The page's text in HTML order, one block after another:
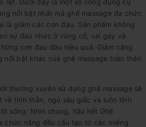
rệt. Dưới đây là một số công dụng cụ
nổi bật nhất mà ghế massage đa chức
là giảm các cơn đau. Sản phẩm không
sự đau nhức ở vùng cổ, vai gáy và
cơn đau đầu hiệu quả. Giảm căng
nổi bật khác của ghế massage toàn thân
thường xuyên sử dụng ghế massage sẽ
tinh thần, ngủ sâu giấc và luôn tỉnh
sống: Nhìn chung, hầu hết Ghế
chức năng đều cấu tạo từ các miếng